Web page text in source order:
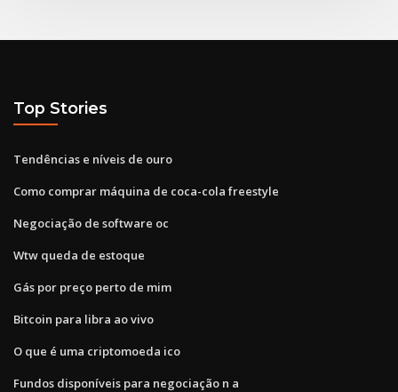
Top Stories
Tendências e níveis de ouro
Como comprar máquina de coca-cola freestyle
Negociação de software oc
Wtw queda de estoque
Gás por preço perto de mim
Bitcoin para libra ao vivo
O que é uma criptomoeda ico
Fundos disponíveis para negociação n a